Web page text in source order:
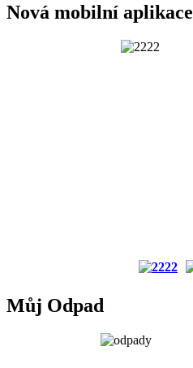
Nová mobilní aplikace
Můj Odpad